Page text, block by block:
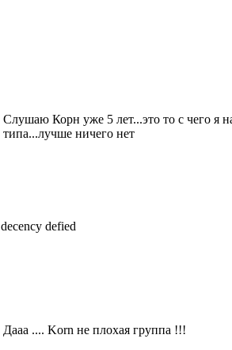
Слушаю Корн уже 5 лет...это то с чего я
типа...лучше ничего нет
decency defied
Дааа .... Korn не плохая группа !!!